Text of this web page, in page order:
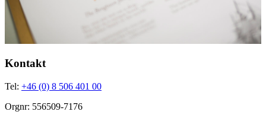
Kontakt
Tel: +46 (0) 8 506 401 00
Orgnr: 556509-7176